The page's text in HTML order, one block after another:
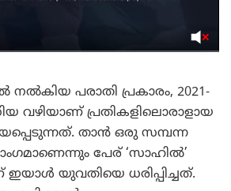
പരാതി പ്രകാരം, 2021-
വഴിയാണ് പ്രതികളിലൊരാളായ
താൻ ഒരു സമ്പന്ന
പേര് ‘സാഹിൽ’
യുവതിയെ ധരിപ്പിച്ചത്.